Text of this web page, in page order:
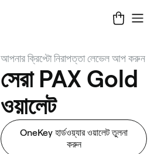
আপনার ক্রিপ্টো নিরাপত্তা লেভেল আপ করুন
সেরা PAX Gold
ওয়ালেট
OneKey হার্ডওয়্যার ওয়ালেট তুলনা
করুন